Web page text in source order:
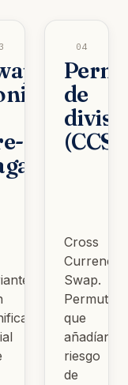
04
de
divisa
(CCS)
Cross
Currency
Swap.
Permutas
que
añadían
riesgo
de